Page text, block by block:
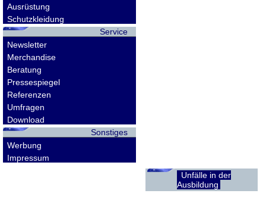
Ausrüstung
Schutzkleidung
Service
Newsletter
Merchandise
Beratung
Pressespiegel
Referenzen
Umfragen
Download
Sonstiges
Werbung
Impressum
Unfälle in der
Ausbildung